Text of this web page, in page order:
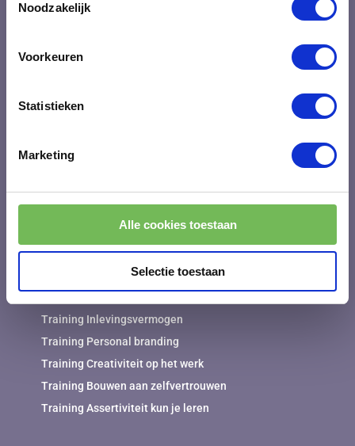
Noodzakelijk
Voorkeuren
Statistieken
Marketing
Alle cookies toestaan
Selectie toestaan
Training Vergaderingen voorzitten
Training Resultaatgericht werken en communiceren
Persoonlijke ontwikkeling
Training Inlevingsvermogen
Training Personal branding
Training Creativiteit op het werk
Training Bouwen aan zelfvertrouwen
Training Assertiviteit kun je leren